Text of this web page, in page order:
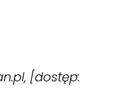
[dostęp: